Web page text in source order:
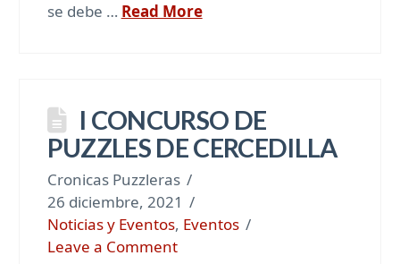
se debe … Read More
I CONCURSO DE
PUZZLES DE CERCEDILLA
Cronicas Puzzleras
26 diciembre, 2021
Noticias y Eventos, Eventos
Leave a Comment